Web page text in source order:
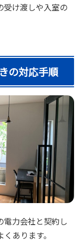
受け渡しや入室の
の対応手順
電力会社と契約し
あります。